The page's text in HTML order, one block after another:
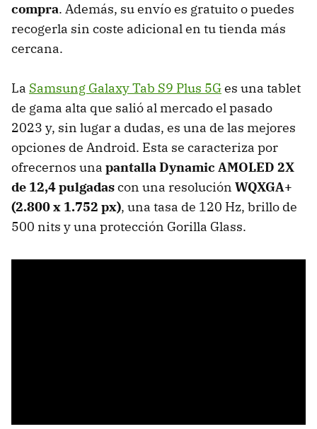
compra. Además, su envío es gratuito o puedes
recogerla sin coste adicional en tu tienda más
cercana.
La Samsung Galaxy Tab S9 Plus 5Ges una tablet
de gama alta que salió al mercado el pasado
2023 y, sin lugar a dudas, es una de las mejores
opciones de Android. Esta se caracteriza por
ofrecernos una pantalla Dynamic AMOLED 2X
de 12,4 pulgadascon una resolución WQXGA+
(2.800 x 1.752 px), una tasa de 120 Hz, brillo de
500 nits y una protección Gorilla Glass.